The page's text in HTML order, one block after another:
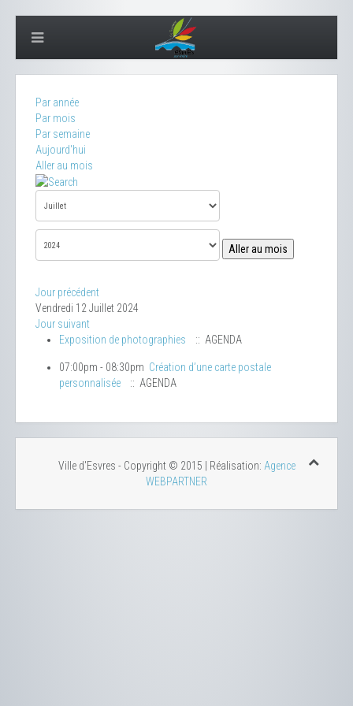
Par année
Par mois
Par semaine
Aujourd'hui
Aller au mois
Aller au mois
Jour précédent
Vendredi 12 Juillet 2024
Jour suivant
Exposition de photographies
:: AGENDA
07:00pm - 08:30pm Création d’une carte postale
personnalisée
:: AGENDA
Ville d'Esvres - Copyright © 2015 | Réalisation: Agence
WEBPARTNER